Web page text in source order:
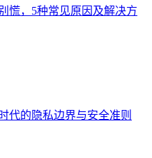
慌，5种常见原因及解决方
代的隐私边界与安全准则